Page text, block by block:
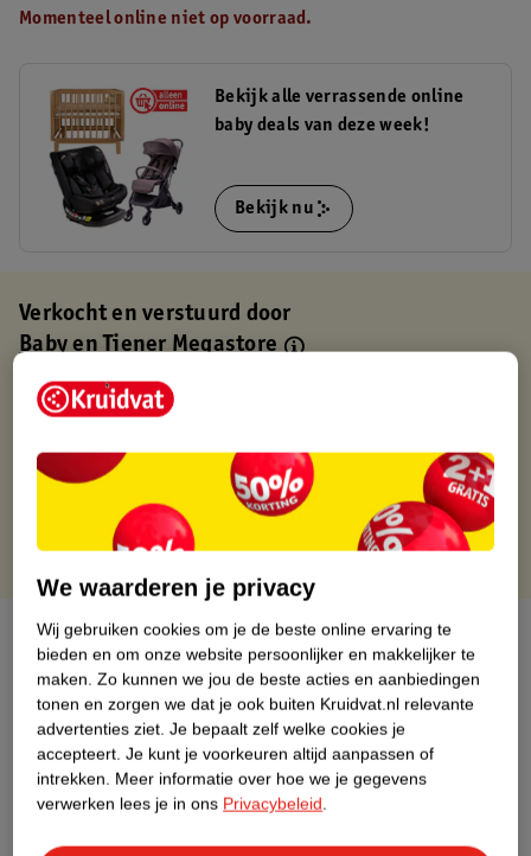
Momenteel online niet op voorraad.
Bekijk alle verrassende online
baby deals van deze week!
Bekijk nu
Verkocht en verstuurd door
Baby en Tiener Megastore
Binnen 1 werkdag verstuurd
Gratis thuisbezorgd
Gratis retourneren via verkooppartner.
Gratis punten met je Kruidvat kaart
Over dit product
Productinformatie
Etiketinformatie
We waarderen je privacy
Wij gebruiken cookies om je de beste online ervaring te
bieden en om onze website persoonlijker en makkelijker te
maken. Zo kunnen we jou de beste acties en aanbiedingen
tonen en zorgen we dat je ook buiten Kruidvat.nl relevante
advertenties ziet. Je bepaalt zelf welke cookies je
accepteert. Je kunt je voorkeuren altijd aanpassen of
intrekken. Meer informatie over hoe we je gegevens
verwerken lees je in ons Privacybeleid.